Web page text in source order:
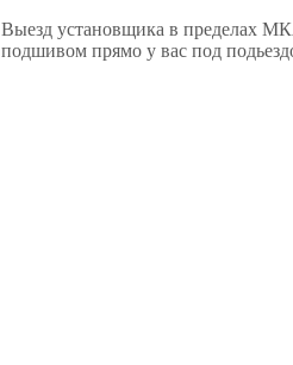
Выезд установщика в пределах
подшивом прямо у вас под